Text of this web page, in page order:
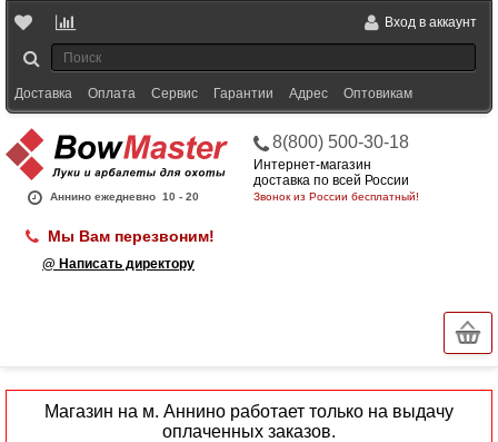
Вход в аккаунт
Доставка Оплата Сервис Гарантии Адрес Оптовикам
Аннино ежедневно 10 - 20
8(800) 500-30-18
Интернет-магазин
доставка по всей России
Звонок из России бесплатный!
Мы Вам перезвоним!
@ Написать директору
Магазин на м. Аннино работает только на выдачу
оплаченных заказов.